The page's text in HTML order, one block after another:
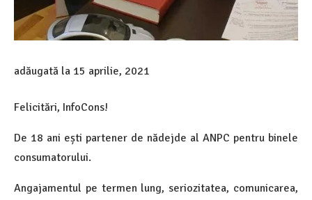
adăugată la 15 aprilie, 2021
Felicitări, InfoCons!
De 18 ani ești partener de nădejde al ANPC pentru binele
consumatorului.
Angajamentul pe termen lung, seriozitatea, comunicarea,